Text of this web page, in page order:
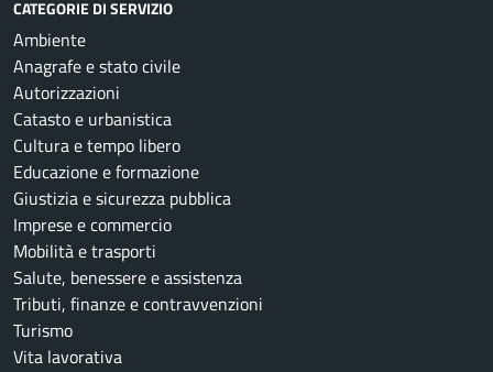
CATEGORIE DI SERVIZIO
Ambiente
Anagrafe e stato civile
Autorizzazioni
Catasto e urbanistica
Cultura e tempo libero
Educazione e formazione
Giustizia e sicurezza pubblica
Imprese e commercio
Mobilità e trasporti
Salute, benessere e assistenza
Tributi, finanze e contravvenzioni
Turismo
Vita lavorativa